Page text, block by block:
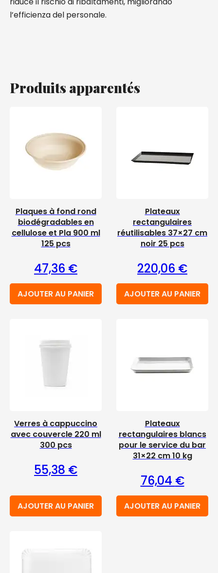
l’efficienza del personale.
Produits apparentés
Plaques à fond rond
biodégradables en
cellulose et Pla 900 ml
125 pcs
47,36 €
AJOUTER AU PANIER
Plateaux
rectangulaires
réutilisables 37×27 cm
noir 25 pcs
220,06 €
AJOUTER AU PANIER
Verres à cappuccino
avec couvercle 220 ml
300 pcs
55,38 €
AJOUTER AU PANIER
Plateaux
rectangulaires blancs
pour le service du bar
31×22 cm 10 kg
76,04 €
AJOUTER AU PANIER